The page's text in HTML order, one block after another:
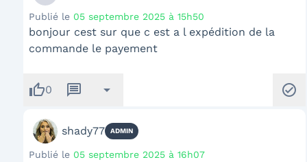
Publié le 05 septembre 2025 à 15h50
bonjour cest sur que c est a l expédition de la
commande le payement
thumb_up0 message arrow_drop_down check_circle
shady77 ADMIN
Publié le 05 septembre 2025 à 16h07